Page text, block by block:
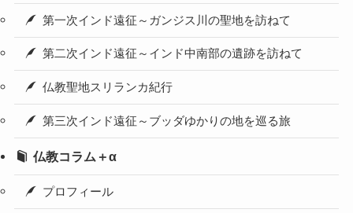
第一次インド遠征～ガンジス川の聖地を訪ねて
第二次インド遠征～インド中南部の遺跡を訪ねて
仏教聖地スリランカ紀行
第三次インド遠征～ブッダゆかりの地を巡る旅
仏教コラム＋α
プロフィール